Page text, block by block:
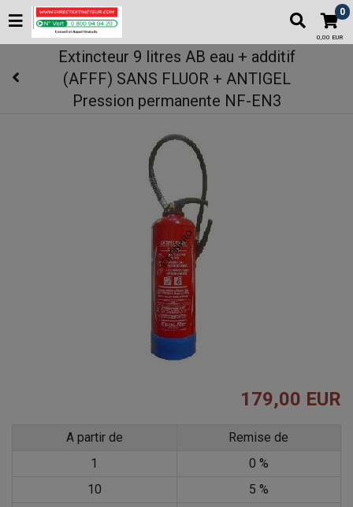
0
0,00 EUR
Extincteur 9 litres AB eau + additif
(AFFF) SANS FLUOR + ANTIGEL
Pression permanente NF-EN3
179,00 EUR
A partir de
Remise de
1
0 %
10
5 %